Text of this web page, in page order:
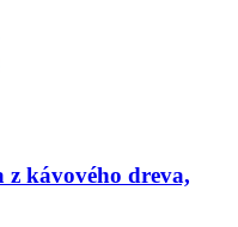
kávového dreva,